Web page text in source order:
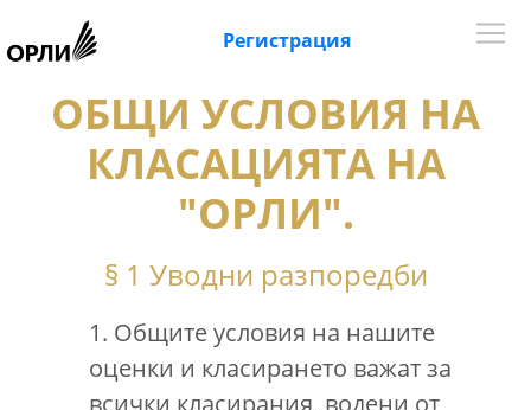
Регистрация
ОБЩИ УСЛОВИЯ НА
КЛАСАЦИЯТА НА
"ОРЛИ".
§ 1 Уводни разпоредби
1. Общите условия на нашите
оценки и класирането важат за
всички класирания, водени от